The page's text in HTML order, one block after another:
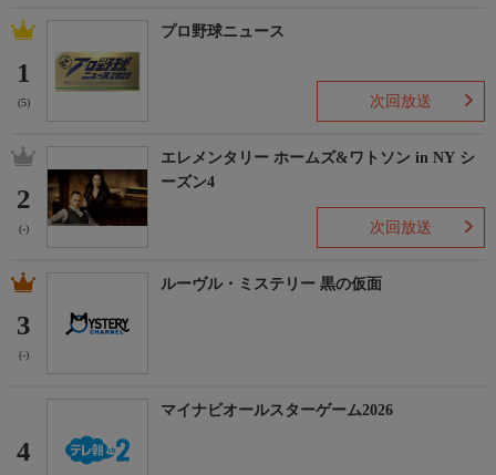
1
(5)
プロ野球ニュース
次回放送
2
(-)
エレメンタリー ホームズ&ワトソン in NY シ
ーズン4
次回放送
3
(-)
ルーヴル・ミステリー 黒の仮面
4
マイナビオールスターゲーム2026